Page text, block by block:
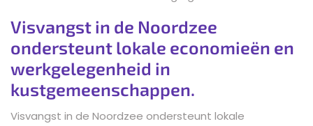
Visvangst in de Noordzee
ondersteunt lokale economieën en
werkgelegenheid in
kustgemeenschappen.
Visvangst in de Noordzee ondersteunt lokale